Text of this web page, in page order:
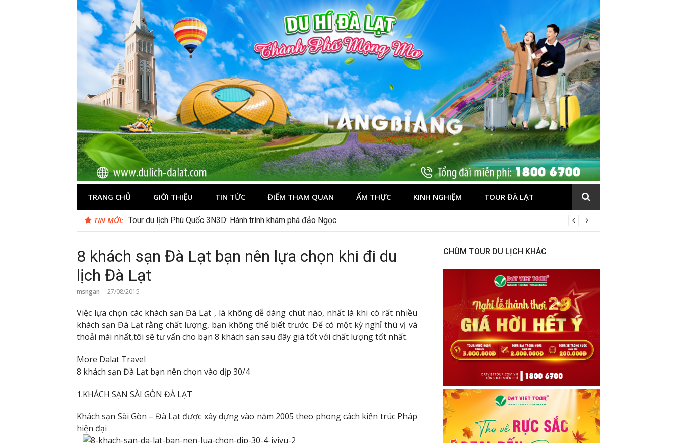
Du lịch Đà Lạt
TRANG CHỦ GIỚI THIỆU TIN TỨC ĐIỂM THAM QUAN ẨM THỰC KINH NGHIỆM TOUR ĐÀ LẠT
TIN MỚI: Tour du lịch Phú Quốc 3N3D: Hành trình khám phá đảo Ngọc
8 khách sạn Đà Lạt bạn nên lựa chọn khi đi du
lịch Đà Lạt
msngan 27/08/2015
Việc lựa chọn các khách sạn Đà Lạt , là không dễ dàng chút nào, nhất là khi có rất nhiều
khách sạn Đà Lạt rằng chất lượng, bạn không thể biết trước. Để có một kỳ nghỉ thú vị và
thoải mái nhất,tôi sẽ tư vấn cho bạn 8 khách sạn sau đây giá tốt với chất lượng tốt nhất.
More Dalat Travel
8 khách sạn Đà Lạt bạn nên chọn vào dịp 30/4
1.KHÁCH SẠN SÀI GÒN ĐÀ LẠT
Khách sạn Sài Gòn – Đà Lạt được xây dựng vào năm 2005 theo phong cách kiến ​​trúc Pháp
hiện đại
CHÙM TOUR DU LỊCH KHÁC